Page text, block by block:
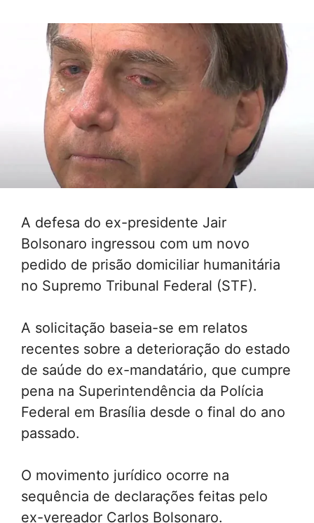
A defesa do ex-presidente Jair
Bolsonaro ingressou com um novo
pedido de prisão domiciliar humanitária
no Supremo Tribunal Federal (STF).
A solicitação baseia-se em relatos
recentes sobre a deterioração do estado
de saúde do ex-mandatário, que cumpre
pena na Superintendência da Polícia
Federal em Brasília desde o final do ano
passado.
O movimento jurídico ocorre na
sequência de declarações feitas pelo
ex-vereador Carlos Bolsonaro.